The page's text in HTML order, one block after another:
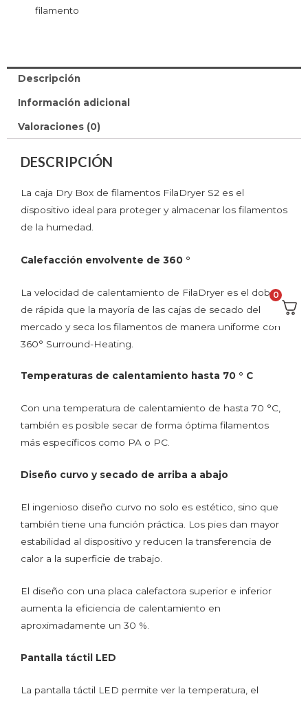
filamento
Descripción
Información adicional
Valoraciones (0)
DESCRIPCIÓN
La caja Dry Box de filamentos FilaDryer S2 es el
dispositivo ideal para proteger y almacenar los filamentos
de la humedad.
Calefacción envolvente de 360 ​​°
La velocidad de calentamiento de FilaDryer es el doble
de rápida que la mayoría de las cajas de secado del
mercado y seca los filamentos de manera uniforme con
360° Surround-Heating.
Temperaturas de calentamiento hasta 70 ° C
Con una temperatura de calentamiento de hasta 70 °C,
también es posible secar de forma óptima filamentos
más específicos como PA o PC.
Diseño curvo y secado de arriba a abajo
El ingenioso diseño curvo no solo es estético, sino que
también tiene una función práctica. Los pies dan mayor
estabilidad al dispositivo y reducen la transferencia de
calor a la superficie de trabajo.
El diseño con una placa calefactora superior e inferior
aumenta la eficiencia de calentamiento en
aproximadamente un 30 %.
Pantalla táctil LED
La pantalla táctil LED permite ver la temperatura, el
0